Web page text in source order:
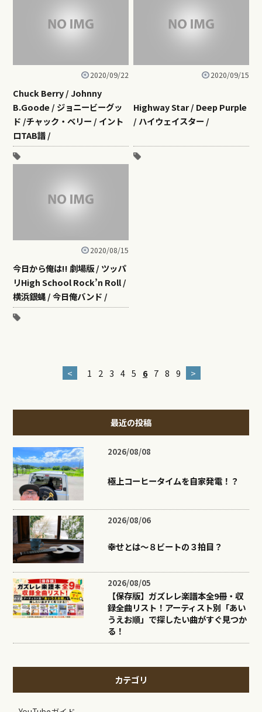
2020/09/22
Chuck Berry / Johnny
B.Goode / ジョニービーグッ
ド /チャック・ベリー / イント
ロTAB譜 /
2020/09/15
Highway Star / Deep Purple
/ ハイウェイスター /
2020/08/15
今日から俺は!! 劇場版 / ツッパ
リHigh School Rock’n Roll /
横浜銀蝿 / 今日俺バンド /
< 1 2 3 4 5 6 7 8 9 >
最近の投稿
2026/08/08
極上コーヒータイムを自家発電！？
2026/08/06
幸せとは〜８ビートの３拍目？
2026/08/05
【保存版】ガズレレ楽譜本全9冊・収
録全曲リスト！アーティスト別「あい
うえお順」で探したい曲がすぐ見つか
る！
カテゴリ